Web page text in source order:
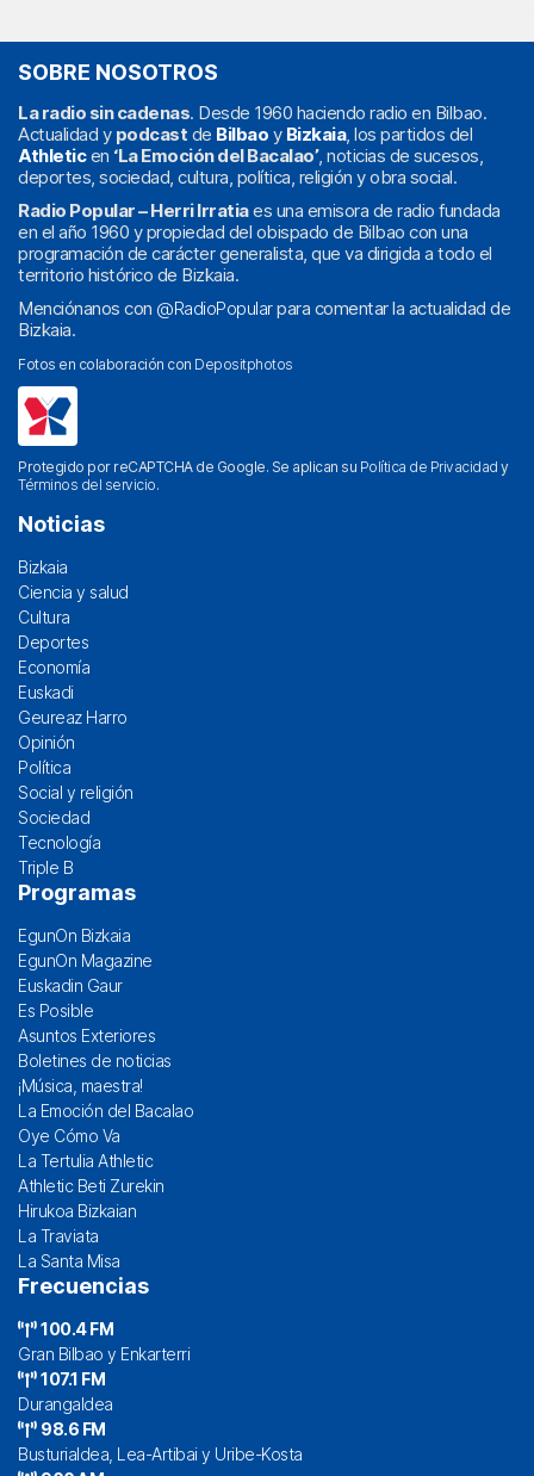
SOBRE NOSOTROS
La radio sin cadenas. Desde 1960 haciendo radio en Bilbao.
Actualidad y podcast de Bilbao y Bizkaia, los partidos del
Athleticen ‘La Emoción del Bacalao’, noticias de sucesos,
deportes, sociedad, cultura, política, religión y obra social.
Radio Popular – Herri Irratiaes una emisora de radio fundada
en el año 1960 y propiedad del obispado de Bilbao con una
programación de carácter generalista, que va dirigida a todo el
territorio histórico de Bizkaia.
Menciónanos con @RadioPopularpara comentar la actualidad de
Bizkaia.
Fotos en colaboración con Depositphotos
Protegido por reCAPTCHA de Google. Se aplican su Política de Privacidad y
Términos del servicio.
Noticias
Bizkaia
Ciencia y salud
Cultura
Deportes
Economía
Euskadi
Geureaz Harro
Opinión
Política
Social y religión
Sociedad
Tecnología
Triple B
Programas
EgunOn Bizkaia
EgunOn Magazine
Euskadin Gaur
Es Posible
Asuntos Exteriores
Boletines de noticias
¡Música, maestra!
La Emoción del Bacalao
Oye Cómo Va
La Tertulia Athletic
Athletic Beti Zurekin
Hirukoa Bizkaian
La Traviata
La Santa Misa
Frecuencias
100.4 FM
Gran Bilbao y Enkarterri
107.1 FM
Durangaldea
98.6 FM
Busturialdea, Lea-Artibai y Uribe-Kosta